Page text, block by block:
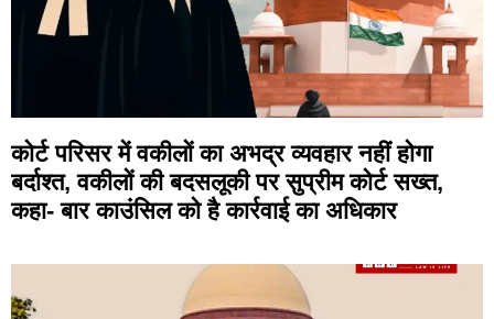
कोर्ट परिसर में वकीलों का अभद्र व्यवहार नहीं होगा
बर्दाश्त, वकीलों की बदसलूकी पर सुप्रीम कोर्ट सख्त,
कहा- बार काउंसिल को है कार्रवाई का अधिकार